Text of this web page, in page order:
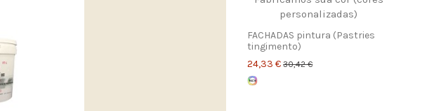
FACHADAS pintura (Pastries
tingimento)
24,33 €30,42 €